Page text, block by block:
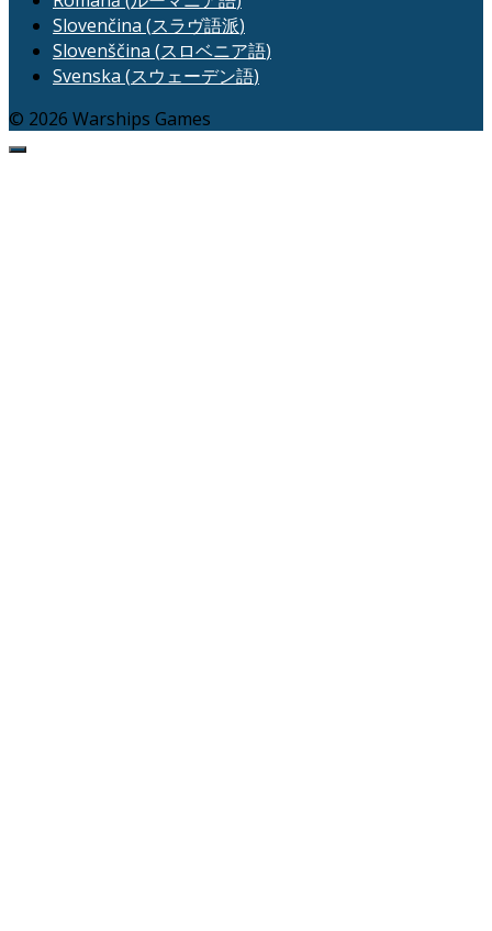
Slovenčina (スラヴ語派)
Slovenščina (スロベニア語)
Svenska (スウェーデン語)
© 2026 Warships Games